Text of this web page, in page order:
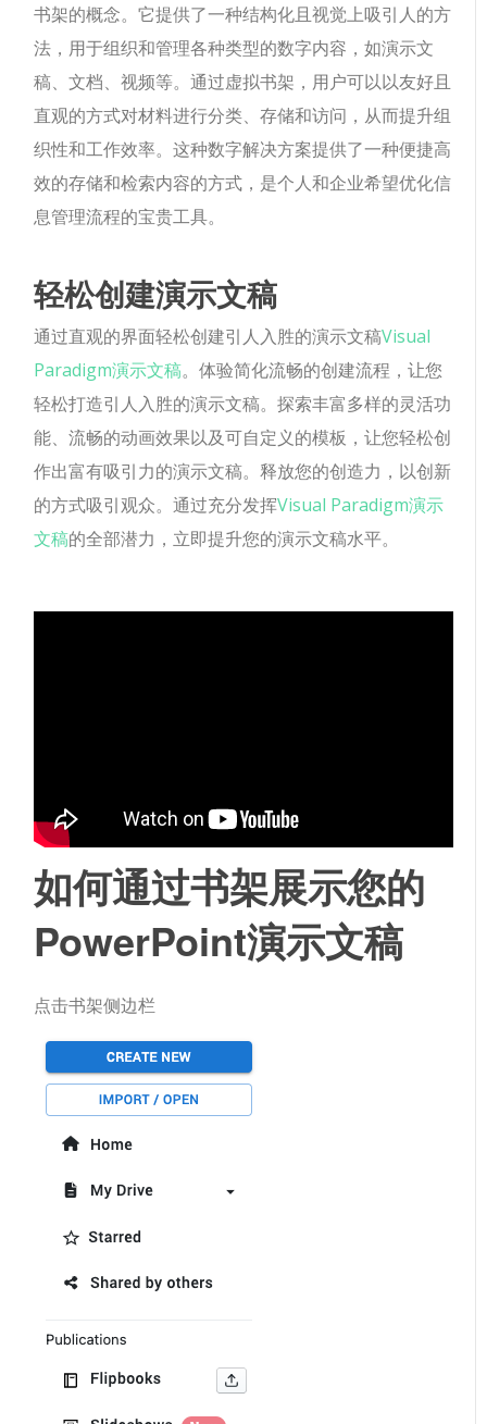
书架的概念。它提供了一种结构化且视觉上吸引人的方
法，用于组织和管理各种类型的数字内容，如演示文
稿、文档、视频等。通过虚拟书架，用户可以以友好且
直观的方式对材料进行分类、存储和访问，从而提升组
织性和工作效率。这种数字解决方案提供了一种便捷高
效的存储和检索内容的方式，是个人和企业希望优化信
息管理流程的宝贵工具。
轻松创建演示文稿
通过直观的界面轻松创建引人入胜的演示文稿Visual
Paradigm演示文稿。体验简化流畅的创建流程，让您
轻松打造引人入胜的演示文稿。探索丰富多样的灵活功
能、流畅的动画效果以及可自定义的模板，让您轻松创
作出富有吸引力的演示文稿。释放您的创造力，以创新
的方式吸引观众。通过充分发挥Visual Paradigm演示
文稿的全部潜力，立即提升您的演示文稿水平。
如何通过书架展示您的
PowerPoint演示文稿
点击书架侧边栏